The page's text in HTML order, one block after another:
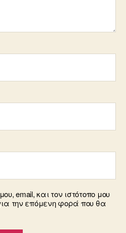
email, και τον ιστότοπο μου
την επόμενη φορά που θα